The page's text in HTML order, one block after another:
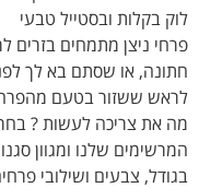
לוק בקלות ובסטייל טבעי
פרחי ניצן מתמחים בזרים
חתונה, או שסתם בא לך
לראש ששזור בטעם
מה את צריכה לעשות ?
המרשימים שלנו ומגוון
בגודל, צבעים ושילובי